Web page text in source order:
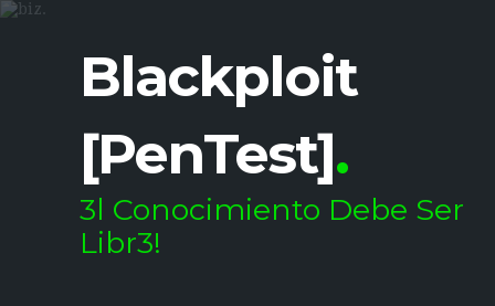
Blackploit
[PenTest].
3l Conocimiento Debe Ser
Libr3!